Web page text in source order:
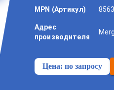
MPN (Артикул)
Адрес
производителя
Цена:по запросу